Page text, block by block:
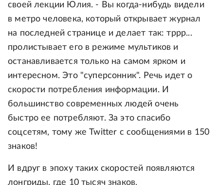
своей лекции Юлия. - Вы когда-нибудь видели
в метро человека, который открывает журнал
на последней странице и делает так: тррр...
пролистывает его в режиме мультиков и
останавливается только на самом ярком и
интересном. Это "суперсонник". Речь идет о
скорости потребления информации. И
большинство современных людей очень
быстро ее потребляют. За это спасибо
соцсетям, тому же Twitter с сообщениями в 150
знаков!
И вдруг в эпоху таких скоростей появляются
лонгриды, где 10 тысяч знаков.